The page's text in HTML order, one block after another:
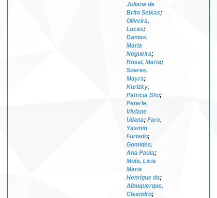
Juliana de
Brito Seixas;
Oliveira,
Lucas;
Dantas,
Maria
Nogueira;
Rosal, Marta;
Soares,
Mayra;
Kurizky,
Patricia Shu;
Peterle,
Viviane
Uliana; Faro,
Yasmin
Furtado;
Gomides,
Ana Paula;
Mota, Licia
Maria
Henrique da;
Albuquerque,
Cleandro;